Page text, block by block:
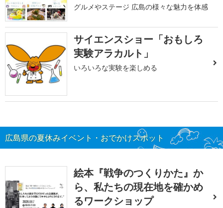
グルメやステージ 広島の様々な魅力を体感
サイエンスショー「おもしろ
実験アラカルト」
いろいろな実験を楽しめる
広島県の夏休みイベント・おでかけスポット
絵本『戦争のつくりかた』か
ら、私たちの現在地を確かめ
るワークショップ